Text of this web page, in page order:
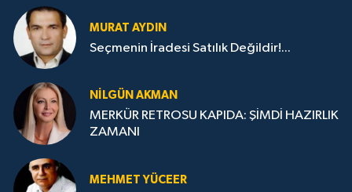
MURAT AYDIN
Seçmenin İradesi Satılık Değildir!...
NILGÜN AKMAN
MERKÜR RETROSU KAPIDA: ŞİMDİ HAZIRLIK
ZAMANI
MEHMET YÜCEER